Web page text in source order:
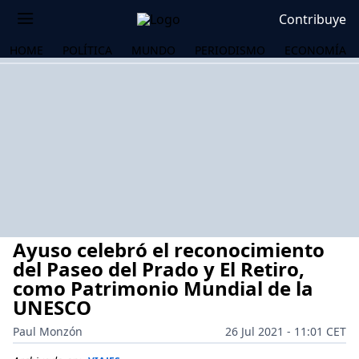
Contribuye
HOME POLÍTICA MUNDO PERIODISMO ECONOMÍA
Ayuso celebró el reconocimiento
del Paseo del Prado y El Retiro,
como Patrimonio Mundial de la
UNESCO
Paul Monzón
26 Jul 2021 - 11:01 CET